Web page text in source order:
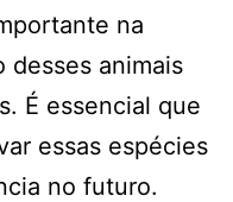
na
desses animais
É essencial que
essas espécies
no futuro.